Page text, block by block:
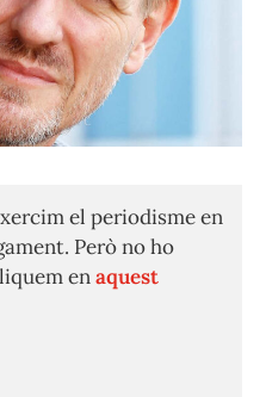
el periodisme en
Però no ho
enaquest